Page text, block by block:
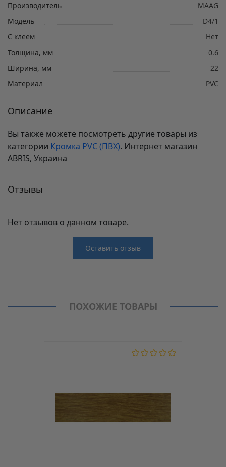
Производитель
MAAG
Модель
D4/1
С клеем
Нет
Толщина, мм
0.6
Ширина, мм
22
Материал
PVC
Описание
Вы также можете посмотреть другие товары из
категории Кромка PVC (ПВХ). Интернет магазин
ABRIS, Украина
Отзывы
Нет отзывов о данном товаре.
Оставить отзыв
Модель
D4/1
Кромка PVC (ПВХ)
ПОХОЖИЕ ТОВАРЫ